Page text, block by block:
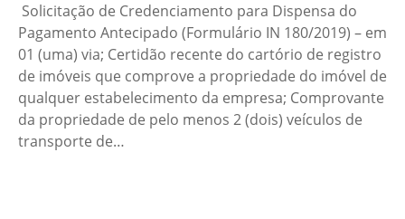
Solicitação de Credenciamento para Dispensa do
Pagamento Antecipado (Formulário IN 180/2019) – em
01 (uma) via; Certidão recente do cartório de registro
de imóveis que comprove a propriedade do imóvel de
qualquer estabelecimento da empresa; Comprovante
da propriedade de pelo menos 2 (dois) veículos de
transporte de…